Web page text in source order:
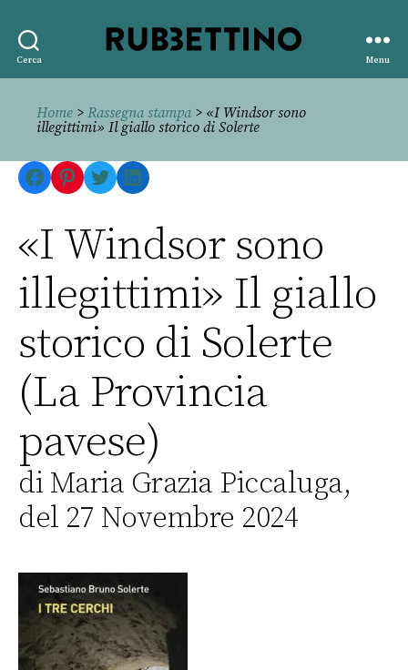
Cerca
editore
Menu
Home > Rassegna stampa> «I Windsor sono
illegittimi» Il giallo storico di Solerte
Facebook
Pinterest
TwitterLinkedIn
«I Windsor sono
illegittimi» Il giallo
storico di Solerte
(La Provincia
pavese)
di Maria Grazia Piccaluga,
del 27 Novembre 2024